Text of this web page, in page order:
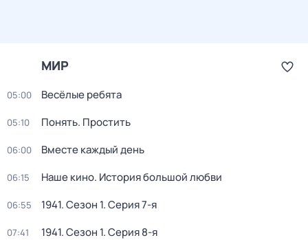
МИР
05:00 Весёлые ребята
05:10 Понять. Простить
06:00 Вместе каждый день
06:15 Наше кино. Истоpия бoльшой любви
06:55 1941. Сезон 1. Серия 7-я
07:41 1941. Сезон 1. Серия 8-я